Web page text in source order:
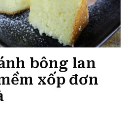
bông lan
xốp đơn